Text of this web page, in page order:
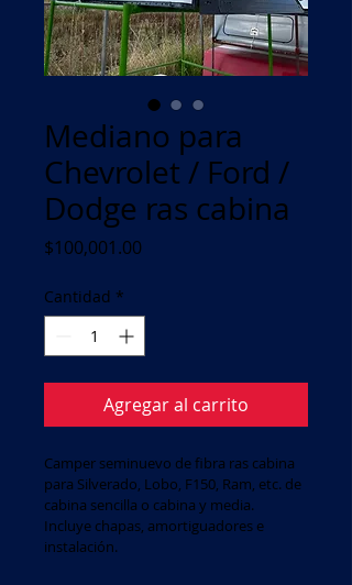
Mediano para
Chevrolet / Ford /
Dodge ras cabina
$100,001.00
Cantidad *
Agregar al carrito
Camper seminuevo de fibra ras cabina
para Silverado, Lobo, F150, Ram, etc. de
cabina sencilla o cabina y media.
Incluye chapas, amortiguadores e
instalación.